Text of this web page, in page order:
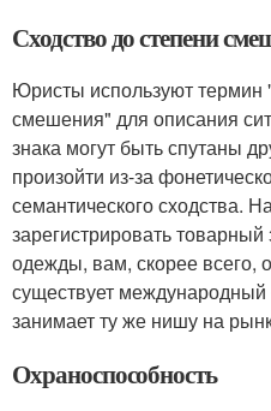
Сходство до степени
Юристы используют термин
смешения" для описания
знака могут быть спутаны
произойти из-за
семантического сходства.
зарегистрировать
одежды, вам, скорее всего,
существует
занимает ту же нишу на
Охраноспособность